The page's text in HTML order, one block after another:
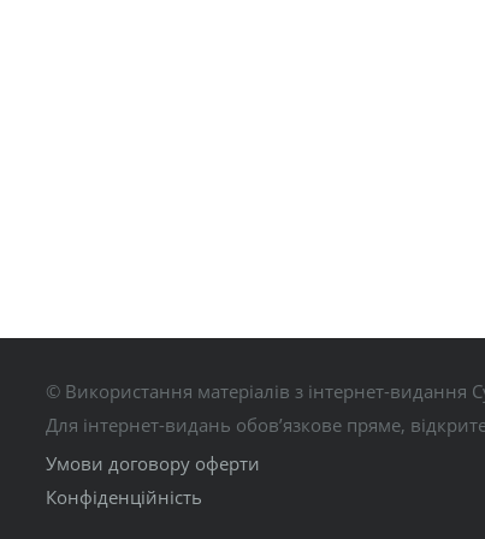
© Використання матеріалів з інтернет-
Для інтернет-видань обов’язкове пряме,
Умови договору оферти
Конфіденційність